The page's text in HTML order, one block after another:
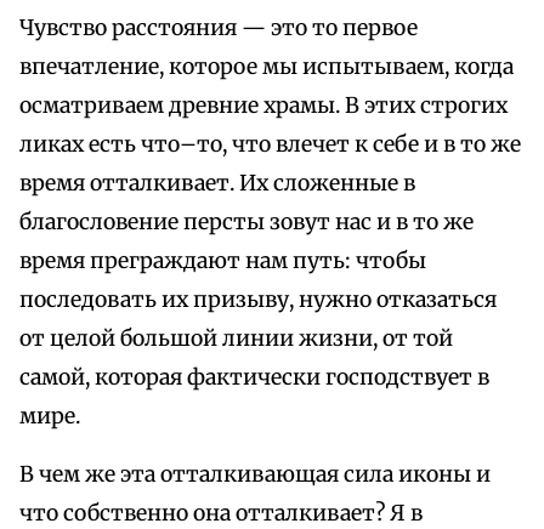
Чувство расстояния — это то первое
впечатление, которое мы испытываем, когда
осматриваем древние храмы. В этих строгих
ликах есть что–то, что влечет к себе и в то же
время отталкивает. Их сложенные в
благословение персты зовут нас и в то же
время преграждают нам путь: чтобы
последовать их призыву, нужно отказаться
от целой большой линии жизни, от той
самой, которая фактически господствует в
мире.
В чем же эта отталкивающая сила иконы и
что собственно она отталкивает? Я в